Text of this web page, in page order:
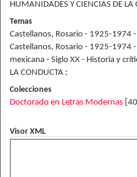
HUMANIDADES Y CIENCIAS DE LA
Temas
Castellanos, Rosario - 1925-1974
Castellanos, Rosario - 1925-1974
mexicana - Siglo XX - Historia y
LA CONDUCTA ;
Colecciones
Doctorado en Letras Modernas [40]
Visor XML